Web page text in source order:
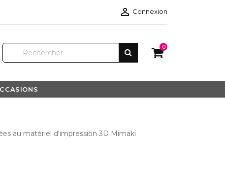
 Connexion
0
au matériel d'impression 3D Mimaki